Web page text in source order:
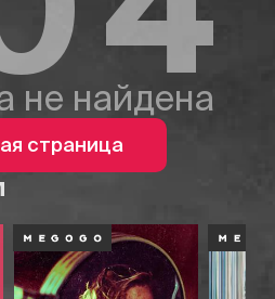
не найдена
страница